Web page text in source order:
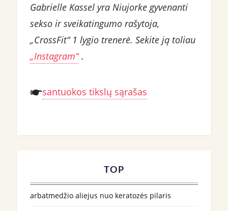
Gabrielle Kassel yra Niujorke gyvenanti
sekso ir sveikatingumo rašytoja,
„CrossFit“ 1 lygio trenerė. Sekite ją toliau
„Instagram“ .
santuokos tikslų sąrašas
TOP
arbatmedžio aliejus nuo keratozės pilaris